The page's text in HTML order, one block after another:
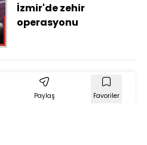
İzmir'de zehir
operasyonu
Paylaş Favoriler